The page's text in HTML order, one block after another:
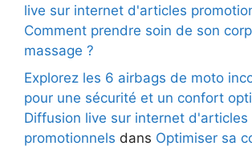
live sur internet d'articles
Comment prendre soin de son
massage ?
Explorez les 6 airbags de moto
pour une sécurité et un confort
Diffusion live sur internet d'articles
promotionnels dans Optimiser sa